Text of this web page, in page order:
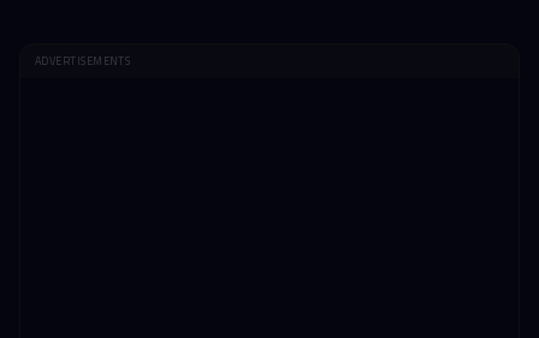
ADVERTISEMENTS